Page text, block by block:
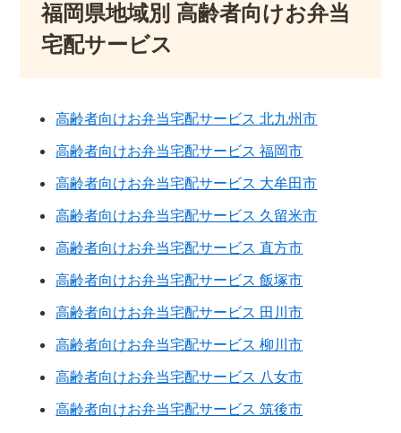
福岡県地域別 高齢者向けお弁当
宅配サービス
高齢者向けお弁当宅配サービス 北九州市
高齢者向けお弁当宅配サービス 福岡市
高齢者向けお弁当宅配サービス 大牟田市
高齢者向けお弁当宅配サービス 久留米市
高齢者向けお弁当宅配サービス 直方市
高齢者向けお弁当宅配サービス 飯塚市
高齢者向けお弁当宅配サービス 田川市
高齢者向けお弁当宅配サービス 柳川市
高齢者向けお弁当宅配サービス 八女市
高齢者向けお弁当宅配サービス 筑後市